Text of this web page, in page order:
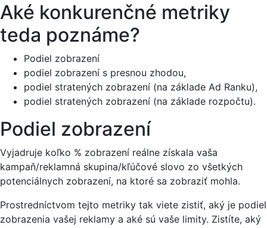
Aké konkurenčné metriky
teda poznáme?
Podiel zobrazení
podiel zobrazení s presnou zhodou,
podiel stratených zobrazení (na základe Ad Ranku),
podiel stratených zobrazení (na základe rozpočtu).
Podiel zobrazení
Vyjadruje koľko % zobrazení reálne získala vaša
kampaň/reklamná skupina/kľúčové slovo zo všetkých
potenciálnych zobrazení, na ktoré sa zobraziť mohla.
Prostredníctvom tejto metriky tak viete zistiť, aký je podiel
zobrazenia vašej reklamy a aké sú vaše limity. Zistíte, aký